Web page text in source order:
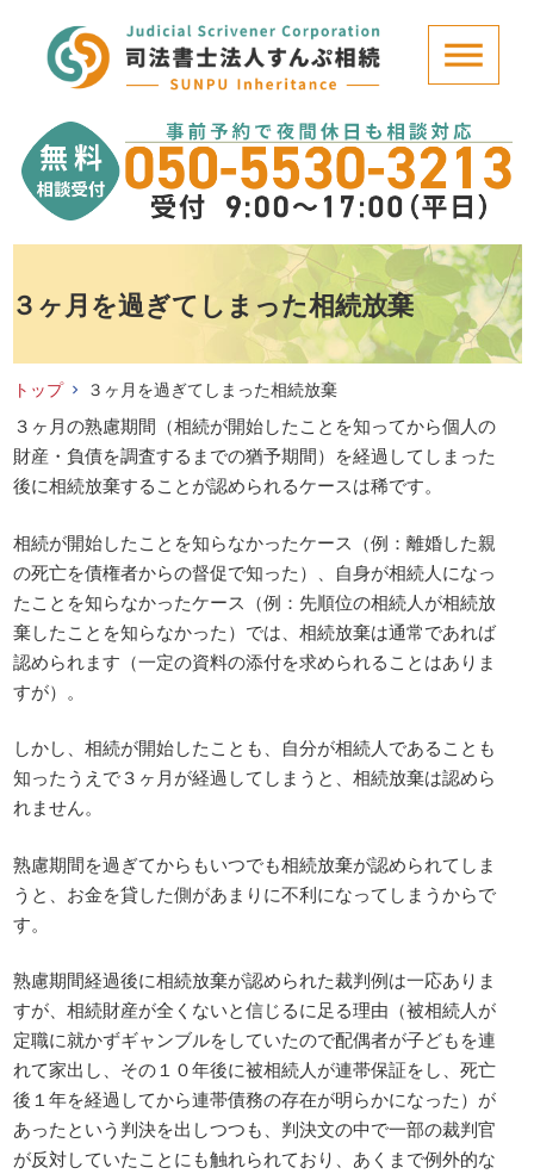
３ヶ月を過ぎてしまった相続放棄
トップ ３ヶ月を過ぎてしまった相続放棄
３ヶ月の熟慮期間（相続が開始したことを知ってから個人の
財産・負債を調査するまでの猶予期間）を経過してしまった
後に相続放棄することが認められるケースは稀です。
相続が開始したことを知らなかったケース（例：離婚した親
の死亡を債権者からの督促で知った）、自身が相続人になっ
たことを知らなかったケース（例：先順位の相続人が相続放
棄したことを知らなかった）では、相続放棄は通常であれば
認められます（一定の資料の添付を求められることはありま
すが）。
しかし、相続が開始したことも、自分が相続人であることも
知ったうえで３ヶ月が経過してしまうと、相続放棄は認めら
れません。
熟慮期間を過ぎてからもいつでも相続放棄が認められてしま
うと、お金を貸した側があまりに不利になってしまうからで
す。
熟慮期間経過後に相続放棄が認められた裁判例は一応ありま
すが、相続財産が全くないと信じるに足る理由（被相続人が
定職に就かずギャンブルをしていたので配偶者が子どもを連
れて家出し、その１０年後に被相続人が連帯保証をし、死亡
後１年を経過してから連帯債務の存在が明らかになった）が
あったという判決を出しつつも、判決文の中で一部の裁判官
が反対していたことにも触れられており、あくまで例外的な